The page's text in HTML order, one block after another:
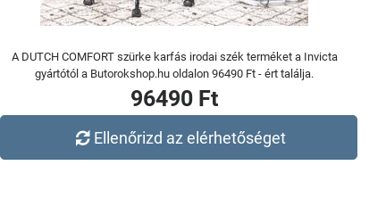
A DUTCH COMFORT szürke karfás irodai szék terméket a Invicta
gyártótól a Butorokshop.hu oldalon 96490 Ft - ért találja.
96490 Ft
Ellenőrizd az elérhetőséget